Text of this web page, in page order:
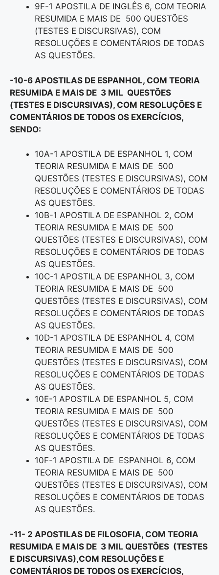
9F-1 APOSTILA DE INGLÊS 6, COM TEORIA
RESUMIDA E MAIS DE 500 QUESTÕES
(TESTES E DISCURSIVAS), COM
RESOLUÇÕES E COMENTÁRIOS DE TODAS
AS QUESTÕES.
-10-6 APOSTILAS DE ESPANHOL, COM TEORIA
RESUMIDA E MAIS DE 3 MIL QUESTÕES
(TESTES E DISCURSIVAS), COM RESOLUÇÕES E
COMENTÁRIOS DE TODOS OS EXERCÍCIOS,
SENDO:
10A-1 APOSTILA DE ESPANHOL 1, COM
TEORIA RESUMIDA E MAIS DE 500
QUESTÕES (TESTES E DISCURSIVAS), COM
RESOLUÇÕES E COMENTÁRIOS DE TODAS
AS QUESTÕES.
10B-1 APOSTILA DE ESPANHOL 2, COM
TEORIA RESUMIDA E MAIS DE 500
QUESTÕES (TESTES E DISCURSIVAS), COM
RESOLUÇÕES E COMENTÁRIOS DE TODAS
AS QUESTÕES.
10C-1 APOSTILA DE ESPANHOL 3, COM
TEORIA RESUMIDA E MAIS DE 500
QUESTÕES (TESTES E DISCURSIVAS), COM
RESOLUÇÕES E COMENTÁRIOS DE TODAS
AS QUESTÕES.
10D-1 APOSTILA DE ESPANHOL 4, COM
TEORIA RESUMIDA E MAIS DE 500
QUESTÕES (TESTES E DISCURSIVAS), COM
RESOLUÇÕES E COMENTÁRIOS DE TODAS
AS QUESTÕES.
10E-1 APOSTILA DE ESPANHOL 5, COM
TEORIA RESUMIDA E MAIS DE 500
QUESTÕES (TESTES E DISCURSIVAS), COM
RESOLUÇÕES E COMENTÁRIOS DE TODAS
AS QUESTÕES.
10F-1 APOSTILA DE ESPANHOL 6, COM
TEORIA RESUMIDA E MAIS DE 500
QUESTÕES (TESTES E DISCURSIVAS), COM
RESOLUÇÕES E COMENTÁRIOS DE TODAS
AS QUESTÕES.
-11- 2 APOSTILAS DE FILOSOFIA, COM TEORIA
RESUMIDA E MAIS DE 3 MIL QUESTÕES (TESTES
E DISCURSIVAS),COM RESOLUÇÕES E
COMENTÁRIOS DE TODOS OS EXERCÍCIOS,